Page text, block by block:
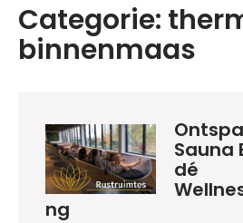
Categorie:
binnenmaas
Sauna
dé
ng